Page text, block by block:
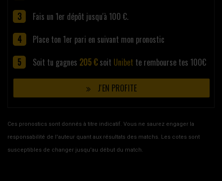
Fais un 1er dépôt jusqu'à 100 €.
Place ton 1er pari en suivant mon pronostic
Soit tu gagnes 205 € soit Unibet te rembourse tes 100€
J'EN PROFITE
Ces pronostics sont donnés à titre indicatif. Vous ne saurez engager la
responsabilité de l'auteur quant aux résultats des matchs. Les cotes sont
susceptibles de changer jusqu'au début du match.